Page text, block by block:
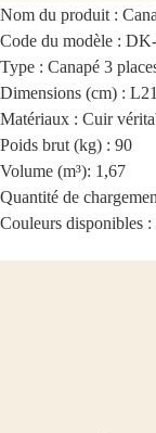
Nom du produit :
Code du modèle :
Type : Canapé 3
Dimensions (cm) :
Matériaux : Cuir
Poids brut (kg) : 90
Volume (m³): 1,67
Quantité de
Couleurs disponibles :